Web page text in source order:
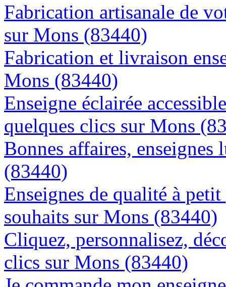
Fabrication artisanale de
sur Mons (83440)
Fabrication et livraison
Mons (83440)
Enseigne éclairée
quelques clics sur Mons
Bonnes affaires, enseignes
(83440)
Enseignes de qualité à
souhaits sur Mons (83440)
Cliquez, personnalisez,
clics sur Mons (83440)